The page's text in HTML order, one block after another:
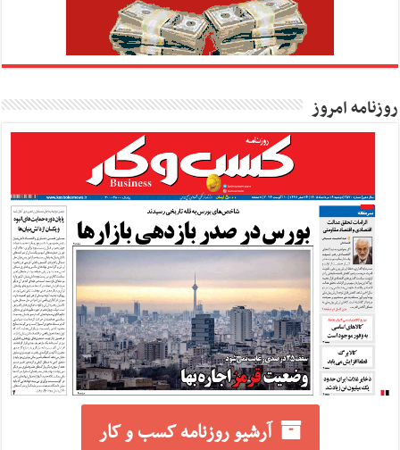
روزنامه امروز
آرشیو روزنامه کسب و کار